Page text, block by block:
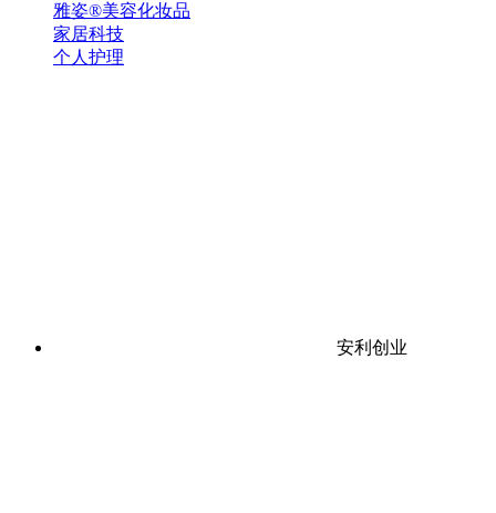
雅姿®美容化妆品
家居科技
个人护理
安利创业